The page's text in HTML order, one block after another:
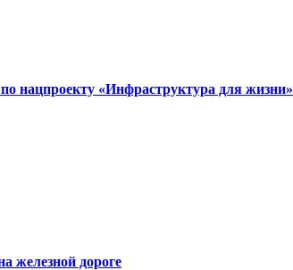
нацпроекту «Инфраструктура для жизни»
железной дороге